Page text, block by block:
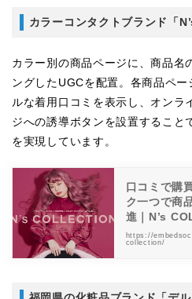
カラーコンタクトブランド「
カラー別の商品ページに、商品名
ングしたUGCを配置。各商品ペ
ルな着用口コミを表示し、オンラ
ジへの誘導ボタンを設置すること
を実現しています。
口コミで購
ク一つで商
進｜N’s
https://
collection/